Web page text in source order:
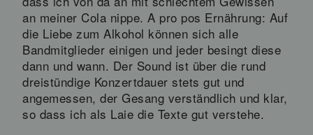
an meiner Cola nippe. A pro pos Ernährung: Auf
die Liebe zum Alkohol können sich alle
Bandmitglieder einigen und jeder besingt diese
dann und wann. Der Sound ist über die rund
dreistündige Konzertdauer stets gut und
angemessen, der Gesang verständlich und klar,
so dass ich als Laie die Texte gut verstehe.